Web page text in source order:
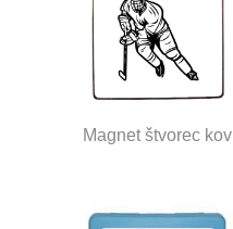
Magnet štvorec kov